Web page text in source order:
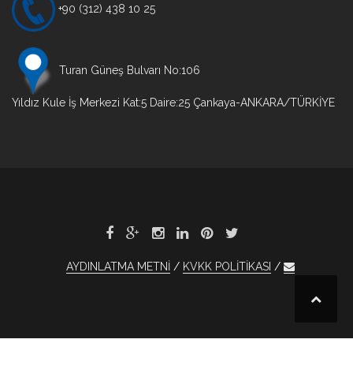
+90 (312) 438 10 25
Turan Güneş Bulvarı No:106
Yıldız Kule İş Merkezi Kat:5 Daire:25 Çankaya-ANKARA/TÜRKİYE
AYDINLATMA METNİ KVKK POLİTİKASI